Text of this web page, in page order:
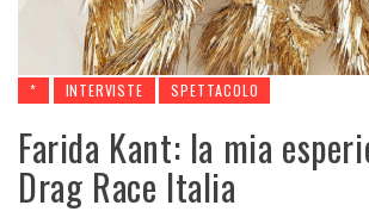
* INTERVISTE SPETTACOLO
Farida Kant: la mia
Drag Race Italia